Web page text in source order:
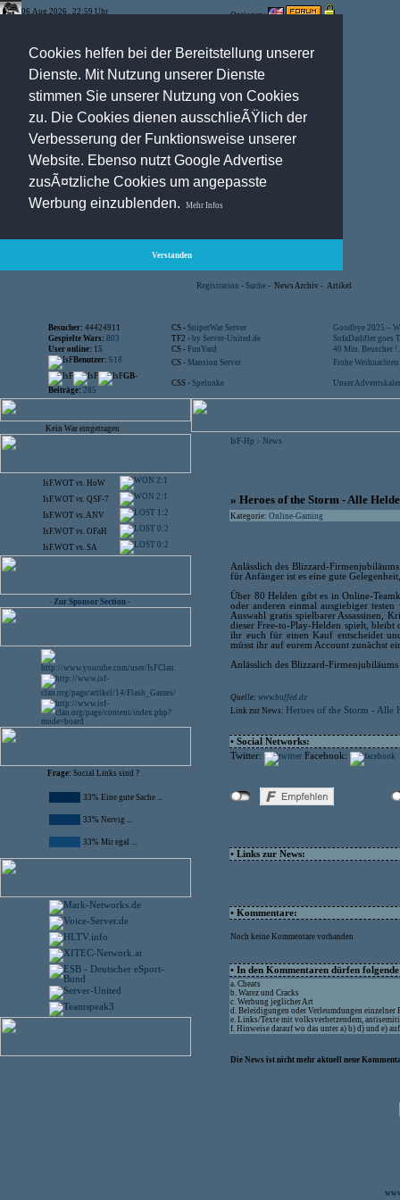
Cookies helfen bei der Bereitstellung unserer
Dienste. Mit Nutzung unserer Dienste
stimmen Sie unserer Nutzung von Cookies
zu. Die Cookies dienen ausschlieÃŸlich der
Verbesserung der Funktionsweise unserer
Website. Ebenso nutzt Google Advertise
zusÃ¤tzliche Cookies um angepasste
Werbung einzublenden.
Mehr Infos
Verstanden
06.Aug.2026 , 22:59 Uhr Optionen:
Registration - Suche - News Archiv - Artikel
Besucher: 44424911 CS - SniperWar Server
Goodbye 2025 –
Gespielte Wars: 803 TF2 - by Server-United.de
SofaDaddler goes
User online: 15 CS - FunYard
40 Mio. Beuscher
Benutzer: 618 CS - Mansion Server
Frohe
GB-
Beiträge: 285
CSS - Spelunke Unser
Kein War eingetragen
IsF.WOT vs. HoW 2:1
IsF.WOT vs. QSF-7 2:1
IsF.WOT vs.ANV 1:2
IsF.WOT vs. OFaH 0:2
IsF.WOT vs. SA 0:2
- Zur Sponsor Section -
Frage: Social Links sind ?
33% Eine gute Sache ...
33% Nervig ...
33% Mir egal ...
IsF-Hp > News
» Heroes of the Storm - Alle
Kategorie: Online-Gaming
Anlässlich des Blizzard-
für Anfänger ist es eine gute
Über 80 Helden gibt es in Online-
oder anderen einmal ausgiebiger
Auswahl gratis spielbarer Assassinen,
dieser Free-to-Play-Helden spielt, bleibt
ihr euch für einen Kauf entscheidet
müsst ihr auf eurem Account zunächst
Anlässlich des Blizzard-
Quelle: www.buffed.de
Link zur News: Heroes of the Storm - Alle
• Social Networks:
Twitter:
Facebook:
• Links zur News:
• Kommentare:
Noch keine Kommentare vorhanden
• In den Kommentaren dürfen
a. Cheats
b. Warez und Cracks
c. Werbung jeglicher Art
d. Beleidigungen oder Verleumdungen einzelner
e. Links/Texte mit volksverhetzendem,
f. Hinweise darauf wo das unter a) b) d) und e)
Die News ist nicht mehr aktuell neue